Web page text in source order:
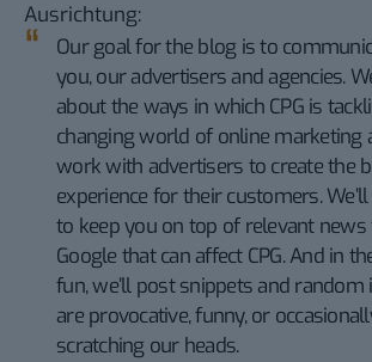
Ausrichtung:
Our goal for the blog is to
you, our advertisers and agencies.
about the ways in which CPG is
changing world of online marketing
work with advertisers to create the
experience for their customers.
to keep you on top of relevant
Google that can affect CPG. And in
fun, we’ll post snippets and
are provocative, funny, or
scratching our heads.